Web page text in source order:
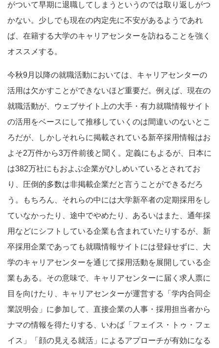
がついて早期に退職してしまうというのでは取り返しがつ
かない。少しでも現在の内定先に不安があるようであれ
ば、在籍する大学のキャリアセンターを訪ねることを強く
オススメする。
今秋9月以降の就職活動においては、キャリアセンターの
活用は欠かすことができないほど重要だ。例えば、現在の
就職活動が、ウェブサイト上の大手・有力就職情報サイト
の活用をベースにして推移していくのは間違いのないとこ
ろだが、しかしそれらに掲載されている新卒採用情報はお
よそ2万件から3万件前後と聞く。定義にもよるが、日本に
は382万社にもおよぶ企業がひしめいているとされてお
り、圧倒的多数は非掲載企業だと言うことができるだろ
う。もちろん、それらの中には大学新卒者の定期採用をし
ていなかったり、途中でやめたり、あるいはまた、通年採
用などにシフトしている企業も含まれていたりするが、新
卒採用企業であっても就職情報サイトには登録せずに、大
学のキャリアセンターを通じて採用活動を展開している企
業もある。その意味で、キャリアセンターに届く求人票に
目を向けたり、キャリアセンターが運営する「学内合同企
業説明会」に参加して、直接企業の人事・採用担当者から
ナマの情報を得たりする、いわば「フェイス・トゥ・フェ
イス」「顔の見える就活」によるアプローチが有効になる